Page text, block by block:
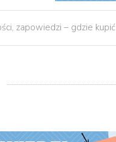
zapowiedzi – gdzie kupić